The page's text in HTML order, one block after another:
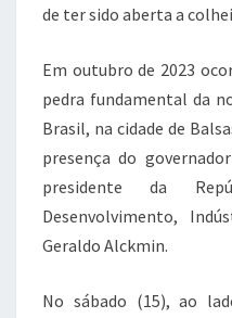
de ter sido aberta a
Em outubro de 2023
pedra fundamental da
Brasil, na cidade de
presença do
presidente da
Desenvolvimento,
Geraldo Alckmin.
No sábado (15), ao